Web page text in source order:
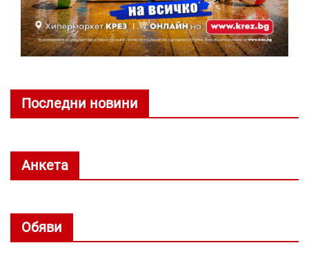
Последни новини
Анкета
Обяви